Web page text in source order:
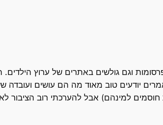
יודעים טוב מאוד מה הם עושים
למינהם) אבל להערכתי רוב הציבור